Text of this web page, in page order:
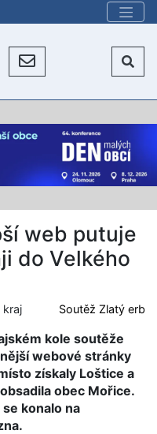
web putuje
do Velkého
kraj Soutěž Zlatý erb
kole soutěže
webové stránky
získaly Loštice a
obec Mořice.
konalo na